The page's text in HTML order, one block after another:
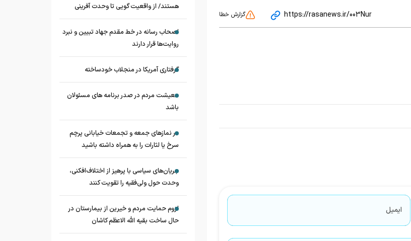
https://rasanews.ir/003Nur گزارش خطا
هستند/ از واقعیت گویی تا وحدت آفرینی
اصحاب رسانه در خط مقدم جهاد تبیین و نبرد
روایت‌ها قرار دارند
گرفتاری آمریکا در منجلاب خودساخته
معیشت مردم در صدر برنامه های مسئولان
باشد
در نماز‌های جمعه و تجمعات خیابانی پرچم
سرخ یا لثارات را به همراه داشته باشید
جریان‌های سیاسی با پرهیز از اختلاف‌افکنی،
وحدت حول ولی‌فقیه را تقویت کنند
لزوم حمایت مردم و خیرین از بیمارستان در
حال ساخت بقیه الله الاعظم کاشان